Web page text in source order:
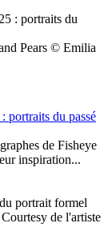
Pears © Emilia
: portraits du passé
de Fisheye
inspiration...
de l'artiste